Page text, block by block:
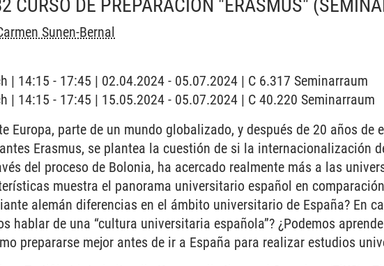
CURSO DE PREPARACIÓN "ERASMUS"
Sunen-Bernal
| 14:15 - 17:45 | 02.04.2024 - 05.07.2024 | C 6.317 Seminarraum
| 14:15 - 17:45 | 15.05.2024 - 05.07.2024 | C 40.220 Seminarraum
Europa, parte de un mundo globalizado, y después de 20 años de
Erasmus, se plantea la cuestión de si la internacionalización
del proceso de Bolonia, ha acercado realmente más a las
muestra el panorama universitario español en
alemán diferencias en el ámbito universitario de España? En
hablar de una “cultura universitaria española”? ¿Podemos
prepararse mejor antes de ir a España para realizar estudios